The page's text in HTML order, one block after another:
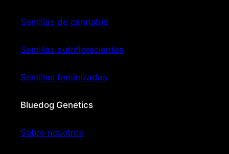
Semillas de cannabis
Semillas autoflorecientes
Semillas feminizadas
Bluedog Genetics
Sobre nosotros